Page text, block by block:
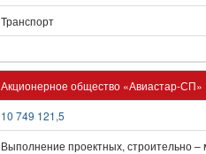
Транспорт
Акционерное общество «Авиастар-СП»
10 749 121,5
Выполнение проектных, строительно